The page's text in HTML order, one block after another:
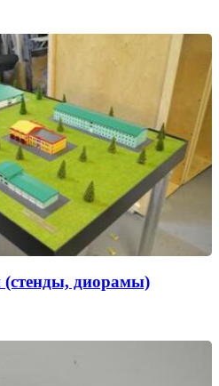
(стенды, диорамы)